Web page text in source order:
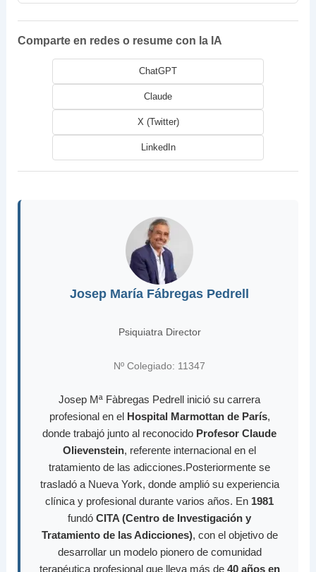
Comparte en redes o resume con la IA
ChatGPT
Claude
X (Twitter)
LinkedIn
Josep María Fábregas Pedrell
Psiquiatra Director
Nº Colegiado: 11347
Josep Mª Fàbregas Pedrell inició su carrera
profesional en el Hospital Marmottan de París,
donde trabajó junto al reconocido Profesor Claude
Olievenstein, referente internacional en el
tratamiento de las adicciones.Posteriormente se
trasladó a Nueva York, donde amplió su experiencia
clínica y profesional durante varios años. En 1981
fundó CITA (Centro de Investigación y
Tratamiento de las Adicciones), con el objetivo de
desarrollar un modelo pionero de comunidad
terapéutica profesional que lleva más de 40 años en